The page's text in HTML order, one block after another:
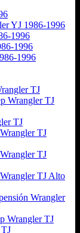
YJ 1986-1996
1996
1996
1996
TJ
Wrangler TJ
TJ
TJ
TJ
TJ Alto
Wrangler
Wrangler TJ